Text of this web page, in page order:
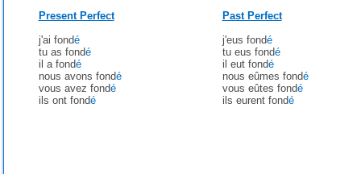
Present Perfect
j'ai fondé
tu as fondé
il a fondé
nous avons fondé
vous avez fondé
ils ont fondé
Past Perfect
j'eus fondé
tu eus fondé
il eut fondé
nous eûmes fondé
vous eûtes fondé
ils eurent fondé